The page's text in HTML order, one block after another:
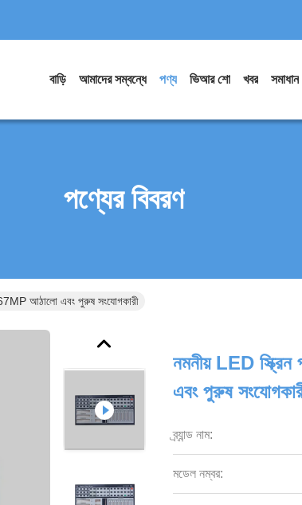
বাড়ি আমাদের সম্বন্ধে পণ্য ভিআর শো খবর সমাধান
পণ্যের বিবরণ
আঠালো এবং পুরুষ সংযোগকারী
নমনীয় LED
এবং পুরুষ
ব্র্যান্ড নাম:
মডেল নম্বর: